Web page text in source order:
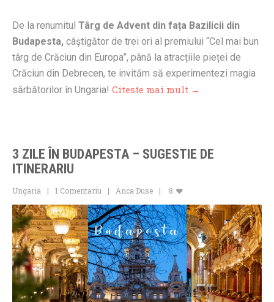
De la renumitul Târg de Advent din fața Bazilicii din
Budapesta, câștigător de trei ori al premiului “Cel mai bun
târg de Crăciun din Europa”, până la atracțiile pieței de
Crăciun din Debrecen, te invităm să experimentezi magia
sărbătorilor în Ungaria! Citeste mai mult →
3 ZILE ÎN BUDAPESTA – SUGESTIE DE
ITINERARIU
Ungaria 1 Comentariu Anca Duse 8